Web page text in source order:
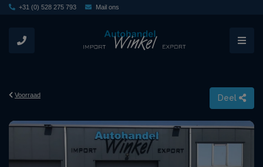
+31 (0) 528 275 793 Mail ons
Voorraad Deel